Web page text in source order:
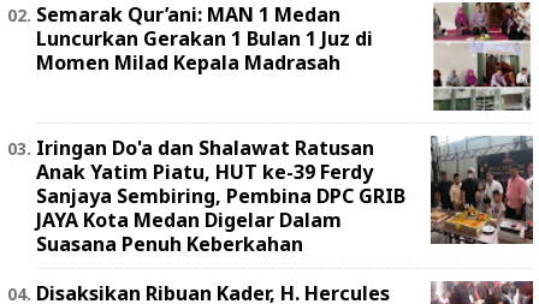
Semarak Qur’ani: MAN 1 Medan
Luncurkan Gerakan 1 Bulan 1 Juz di
Momen Milad Kepala Madrasah
Iringan Do'a dan Shalawat Ratusan
Anak Yatim Piatu, HUT ke-39 Ferdy
Sanjaya Sembiring, Pembina DPC GRIB
JAYA Kota Medan Digelar Dalam
Suasana Penuh Keberkahan
Disaksikan Ribuan Kader, H. Hercules